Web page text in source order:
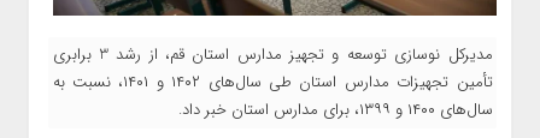
مدیرکل نوسازی توسعه و تجهیز مدارس استان قم، از رشد 3 برابری
تأمین تجهیزات مدارس استان طی سال‌های ۱۴۰۲ و ۱۴۰۱، نسبت به
سال‌های ۱۴۰۰ و ۱۳۹۹، برای مدارس استان خبر داد.